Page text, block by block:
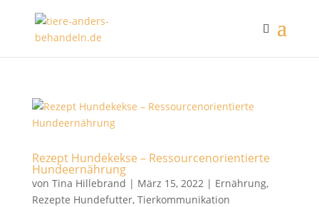
Rezept Hundekekse – Ressourcenorientierte
Hundeernährung
von Tina Hillebrand | März 15, 2022| Ernährung,
Rezepte Hundefutter, Tierkommunikation